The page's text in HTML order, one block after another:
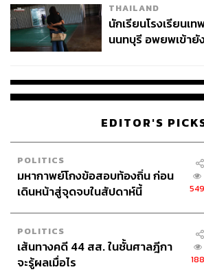
THAILAND
นักเรียนโรงเรียนเ
นนทบุรี อพยพเข้า
EDITOR'S
POLITICS
มหากาพย์โกงข้อสอบท้องถิ่น ก่อน
เดินหน้าสู่จุดจบในสัปดาห์นี้
549
POLITICS
เส้นทางคดี 44 สส. ในชั้นศาลฎีกา
จะรู้ผลเมื่อไร
188